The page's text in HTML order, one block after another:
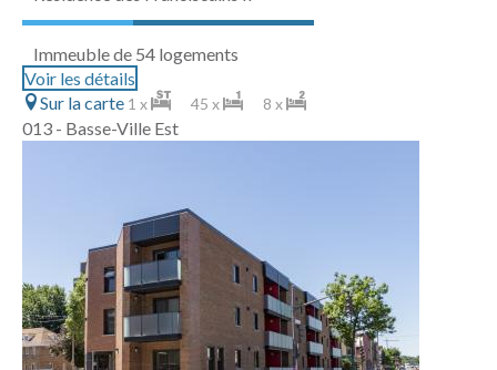
Immeuble de 54 logements
Voir les détails
Sur la carte 1 x 45 x 8 x
013 - Basse-Ville Est